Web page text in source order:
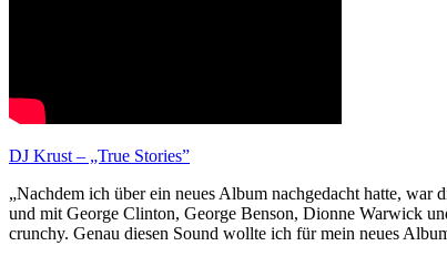
DJ Krust – „True Stories”
„Nachdem ich über ein neues Album nachgedacht hatte, war
und mit George Clinton, George Benson, Dionne Warwick
crunchy. Genau diesen Sound wollte ich für mein neues